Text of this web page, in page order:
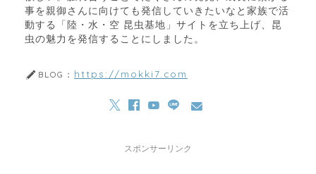
事を親御さんに向けても発信していきたいなと家族で活
動する「陸・水・空 昆虫基地」サイトを立ち上げ、昆
虫の魅力を発信することにしました。
BLOG： https://mokki7.com
スポンサーリンク